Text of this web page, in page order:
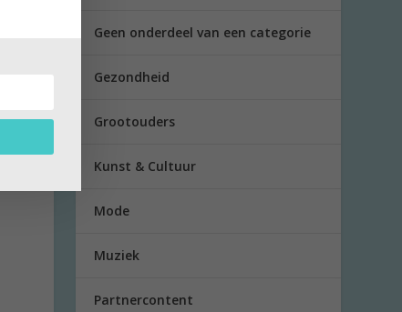
Geen onderdeel van een categorie
Gezondheid
Grootouders
Kunst & Cultuur
Mode
Muziek
Partnercontent